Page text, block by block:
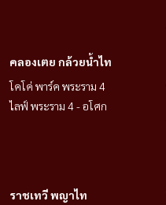
คลองเตย กล้วยน้ำไท
โคโค่ พาร์ค พระราม 4
ไลฟ์ พระราม 4 - อโศก
ราชเทวี พญาไท